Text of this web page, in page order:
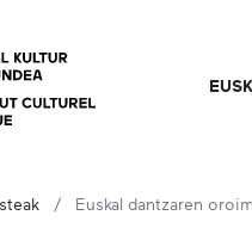
Euskal dantzaren